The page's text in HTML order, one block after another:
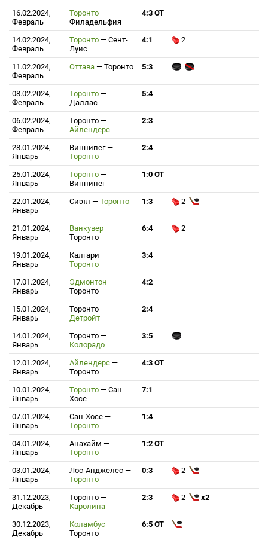
16.02.2024,
Февраль
Торонто —
Филадельфия
4:3 ОТ
14.02.2024,
Февраль
Торонто — Сент-
Луис
4:1 2
11.02.2024,
Февраль
Оттава — Торонто 5:3
08.02.2024,
Февраль
Торонто —
Даллас
5:4
06.02.2024,
Февраль
Торонто —
Айлендерс
2:3
28.01.2024,
Январь
Виннипег —
Торонто
2:4
25.01.2024,
Январь
Торонто —
Виннипег
1:0 ОТ
22.01.2024,
Январь
Сиэтл — Торонто 1:3 2
21.01.2024,
Январь
Ванкувер —
Торонто
6:4 2
19.01.2024,
Январь
Калгари —
Торонто
3:4
17.01.2024,
Январь
Эдмонтон —
Торонто
4:2
15.01.2024,
Январь
Торонто —
Детройт
2:4
14.01.2024,
Январь
Торонто —
Колорадо
3:5
12.01.2024,
Январь
Айлендерс —
Торонто
4:3 ОТ
10.01.2024,
Январь
Торонто — Сан-
Хосе
7:1
07.01.2024,
Январь
Сан-Хосе —
Торонто
1:4
04.01.2024,
Январь
Анахайм —
Торонто
1:2 ОТ
03.01.2024,
Январь
Лос-Анджелес —
Торонто
0:3 2
31.12.2023,
Декабрь
Торонто —
Каролина
2:3 2 x2
30.12.2023,
Декабрь
Коламбус —
Торонто
6:5 ОТ